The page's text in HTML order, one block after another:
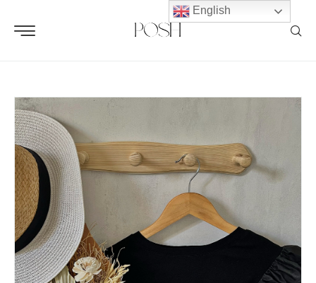
English